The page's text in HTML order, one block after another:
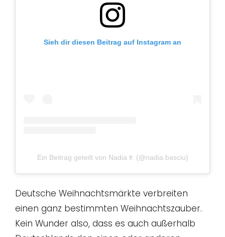
Sieh dir diesen Beitrag auf Instagram an
Ein Beitrag geteilt von Nadia🍷 (@nadia.basciu)
Deutsche Weihnachtsmärkte verbreiten
einen ganz bestimmten Weihnachtszauber.
Kein Wunder also, dass es auch außerhalb